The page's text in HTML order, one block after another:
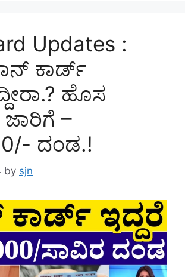
Updates :
ಕಾರ್ಡ್
ಹೊಸ
–
ದಂಡ.!
by sjn